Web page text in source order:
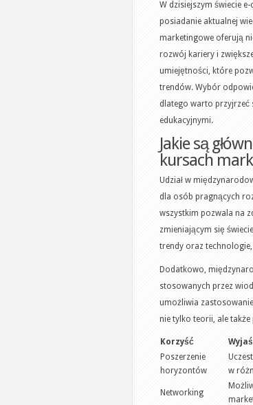
W dzisiejszym świecie
posiadanie aktualnej
marketingowe oferują
rozwój kariery i
umiejętności, które
trendów. Wybór
dlatego warto
edukacyjnymi.
Jakie są
kursach
Udział w
dla osób pragnących
wszystkim pozwala na
zmieniającym się
trendy oraz
Dodatkowo,
stosowanych przez
umożliwia
nie tylko teorii, ale
Korzyść
Poszerzenie
horyzontów
w
Networking